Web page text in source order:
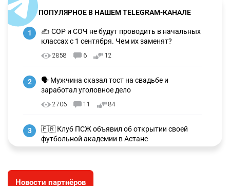
ПОПУЛЯРНОЕ В НАШЕМ TELEGRAM-КАНАЛЕ
1
✍️ СОР и СОЧ не будут проводить в начальных
классах с 1 сентября. Чем их заменят?
2858 6 12
2
🗣 Мужчина сказал тост на свадьбе и
заработал уголовное дело
2706 11 84
3
🇫🇷 Клуб ПСЖ объявил об открытии своей
футбольной академии в Астане
4
🇺🇸🇯🇵 США и Япония провели совместную
Новости партнёров